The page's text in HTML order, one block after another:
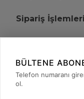
Sipariş İşlemleri
+90
BÜLTENE
Telefon numaranı
ol.